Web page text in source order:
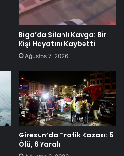
Biga’da Silahlı Kavga: Bir
Kişi Hayatını Kaybetti
Ağustos 7, 2026
Giresun’da Trafik Kazası: 5
Ölü, 6 Yaralı